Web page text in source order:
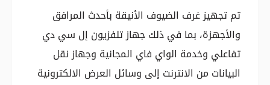
تم تجهيز غرف الضيوف الأنيقة بأحدث المرافق
والأجهزة، بما في ذلك جهاز تلفزيون إل سي دي
تفاعلي وخدمة الواي فاي المجانية وجهاز نقل
البيانات من الانترنت إلى وسائل العرض الالكترونية